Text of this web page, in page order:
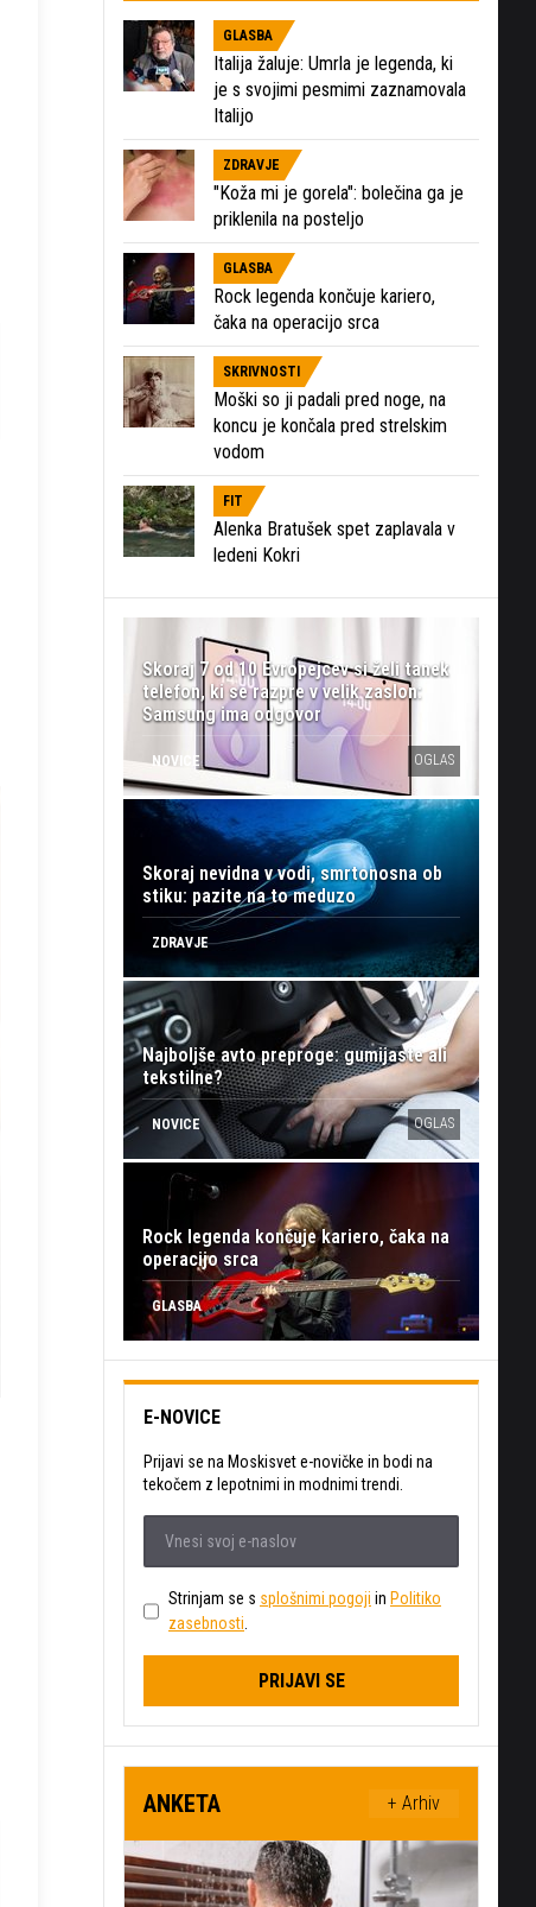
GLASBA
Italija žaluje: Umrla je legenda, ki
je s svojimi pesmimi zaznamovala
Italijo
ZDRAVJE
"Koža mi je gorela": bolečina ga je
priklenila na posteljo
GLASBA
Rock legenda končuje kariero,
čaka na operacijo srca
SKRIVNOSTI
Moški so ji padali pred noge, na
koncu je končala pred strelskim
vodom
FIT
Alenka Bratušek spet zaplavala v
ledeni Kokri
Skoraj 7 od 10 Evropejcev si želi tanek
telefon, ki se razpre v velik zaslon:
Samsung ima odgovor
NOVICE OGLAS
Skoraj nevidna v vodi, smrtonosna ob
stiku: pazite na to meduzo
ZDRAVJE
Najboljše avto preproge: gumijaste ali
tekstilne?
NOVICE OGLAS
Rock legenda končuje kariero, čaka na
operacijo srca
GLASBA
E-NOVICE
Prijavi se na Moskisvet e-novičke in bodi na
tekočem z lepotnimi in modnimi trendi.
Strinjam se s splošnimi pogoji in Politiko
zasebnosti.
PRIJAVI SE
ANKETA + Arhiv